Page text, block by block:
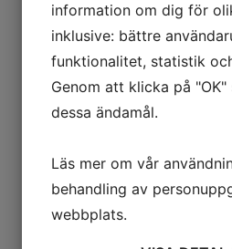
information om dig för
inklusive: bättre
funktionalitet, statistik
Genom att klicka på
dessa ändamål.
Läs mer om vår
behandling av
webbplats.